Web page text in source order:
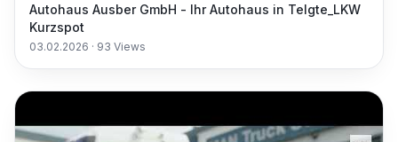
Autohaus Ausber GmbH - Ihr Autohaus in Telgte_LKW
Kurzspot
03.02.2026 · 93 Views